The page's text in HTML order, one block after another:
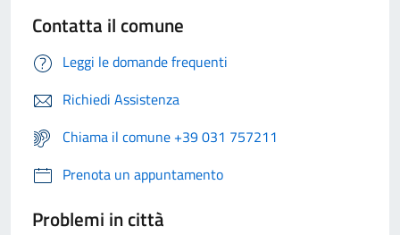
Contatta il comune
Leggi le domande frequenti
Richiedi Assistenza
Chiama il comune +39 031 757211
Prenota un appuntamento
Problemi in città